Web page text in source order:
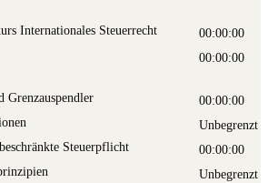
Inter­na­tio­na­les Steuerrecht
00:00:00
00:00:00
Grenzauspendler
00:00:00
Unbegrenzt
Steuerpflicht
00:00:00
Unbegrenzt